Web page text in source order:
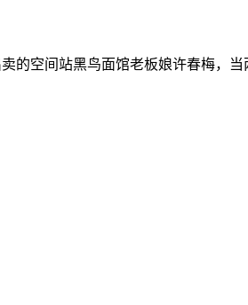
的空间站黑鸟面馆老板娘许春梅，